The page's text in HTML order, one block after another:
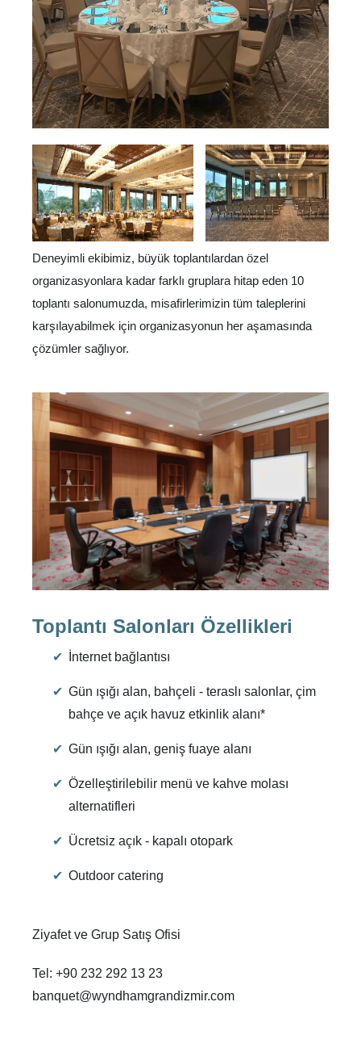
Deneyimli ekibimiz, büyük toplantılardan özel
organizasyonlara kadar farklı gruplara hitap eden 10
toplantı salonumuzda, misafirlerimizin tüm taleplerini
karşılayabilmek için organizasyonun her aşamasında
çözümler sağlıyor.
Toplantı Salonları Özellikleri
İnternet bağlantısı
Gün ışığı alan, bahçeli - teraslı salonlar, çim
bahçe ve açık havuz etkinlik alanı*
Gün ışığı alan, geniş fuaye alanı
Özelleştirilebilir menü ve kahve molası
alternatifleri
Ücretsiz açık - kapalı otopark
Outdoor catering
Ziyafet ve Grup Satış Ofisi
Tel: +90 232 292 13 23
banquet@wyndhamgrandizmir.com